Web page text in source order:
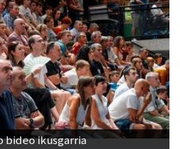
ikusgarria